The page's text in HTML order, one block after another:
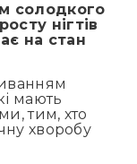
солодкого
нігтів
на стан
мають
тим, хто
хворобу